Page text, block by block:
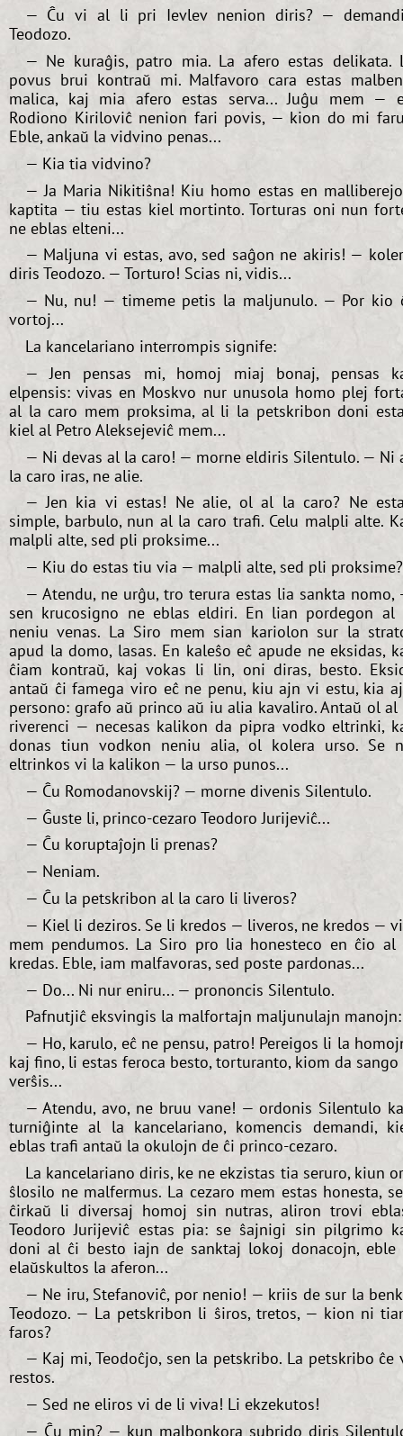
— Ĉu vi al li pri Ievlev nenion diris? —
Teodozo.
— Ne kuraĝis, patro mia. La afero estas delikata.
povus brui kontraŭ mi. Malfavoro cara estas
malica, kaj mia afero estas serva... Juĝu mem —
Rodiono Kiriloviĉ nenion fari povis, — kion do mi
Eble, ankaŭ la vidvino penas...
— Kia tia vidvino?
— Ja Maria Nikitiŝna! Kiu homo estas en
kaptita — tiu estas kiel mortinto. Torturas oni nun
ne eblas elteni...
— Maljuna vi estas, avo, sed saĝon ne akiris! —
diris Teodozo. — Torturo! Scias ni, vidis...
— Nu, nu! — timeme petis la maljunulo. — Por kio
vortoj...
La kancelariano interrompis signife:
— Jen pensas mi, homoj miaj bonaj, pensas
elpensis: vivas en Moskvo nur unusola homo plej
al la caro mem proksima, al li la petskribon doni
kiel al Petro Aleksejeviĉ mem...
— Ni devas al la caro! — morne eldiris Silentulo. — Ni
la caro iras, ne alie.
— Jen kia vi estas! Ne alie, ol al la caro? Ne
simple, barbulo, nun al la caro trafi. Celu malpli alte.
malpli alte, sed pli proksime...
— Kiu do estas tiu via — malpli alte, sed pli proksime?
— Atendu, ne urĝu, tro terura estas lia sankta nomo,
sen krucosigno ne eblas eldiri. En lian pordegon al
neniu venas. La Siro mem sian kariolon sur la
apud la domo, lasas. En kaleŝo eĉ apude ne eksidas,
ĉiam kontraŭ, kaj vokas li lin, oni diras, besto.
antaŭ ĉi famega viro eĉ ne penu, kiu ajn vi estu, kia
persono: grafo aŭ princo aŭ iu alia kavaliro. Antaŭ ol
riverenci — necesas kalikon da pipra vodko eltrinki,
donas tiun vodkon neniu alia, ol kolera urso. Se
eltrinkos vi la kalikon — la urso punos...
— Ĉu Romodanovskij? — morne divenis Silentulo.
— Ĝuste li, princo-cezaro Teodoro Jurijeviĉ...
— Ĉu koruptaĵojn li prenas?
— Neniam.
— Ĉu la petskribon al la caro li liveros?
— Kiel li deziros. Se li kredos — liveros, ne kredos —
mem pendumos. La Siro pro lia honesteco en ĉio
kredas. Eble, iam malfavoras, sed poste pardonas...
— Do... Ni nur eniru... — prononcis Silentulo.
Pafnutjiĉ eksvingis la malfortajn maljunulajn manojn:
— Ho, karulo, eĉ ne pensu, patro! Pereigos li la
kaj fino, li estas feroca besto, torturanto, kiom da
verŝis...
— Atendu, avo, ne bruu vane! — ordonis Silentulo
turniĝinte al la kancelariano, komencis demandi,
eblas trafi antaŭ la okulojn de ĉi princo-cezaro.
La kancelariano diris, ke ne ekzistas tia seruro, kiun
ŝlosilo ne malfermus. La cezaro mem estas honesta,
ĉirkaŭ li diversaj homoj sin nutras, aliron trovi
Teodoro Jurijeviĉ estas pia: se ŝajnigi sin pilgrimo
doni al ĉi besto iajn de sanktaj lokoj donacojn, eble
elaŭskultos la aferon...
— Ne iru, Stefanoviĉ, por nenio! — kriis de sur la
Teodozo. — La petskribon li ŝiros, tretos, — kion ni
faros?
— Kaj mi, Teodoĉjo, sen la petskribo. La petskribo ĉe
restos.
— Sed ne eliros vi de li viva! Li ekzekutos!
— Ĉu min? — kun malbonkora subrido diris